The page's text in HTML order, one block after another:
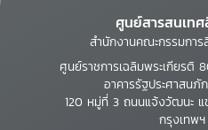
ศูนย์สารสนเท
สำนักงานคณะกรรมกา
ศูนย์ราชการเฉลิมพระเกียรติ
อาคารรัฐประศาสน
120 หมู่ที่ 3 ถนนแจ้งวัฒนะ
กรุงเทพฯ